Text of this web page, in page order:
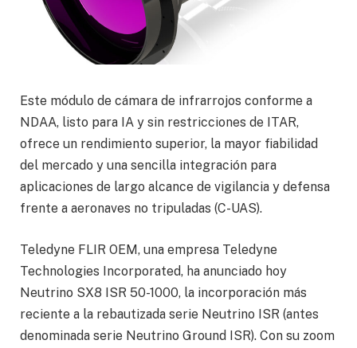
Este módulo de cámara de infrarrojos conforme a
NDAA, listo para IA y sin restricciones de ITAR,
ofrece un rendimiento superior, la mayor fiabilidad
del mercado y una sencilla integración para
aplicaciones de largo alcance de vigilancia y defensa
frente a aeronaves no tripuladas (C-UAS).
Teledyne FLIR OEM, una empresa Teledyne
Technologies Incorporated, ha anunciado hoy
Neutrino SX8 ISR 50-1000, la incorporación más
reciente a la rebautizada serie Neutrino ISR (antes
denominada serie Neutrino Ground ISR). Con su zoom